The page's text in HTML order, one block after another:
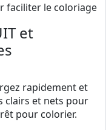
faciliter le coloriage
et
rapidement et
clairs et nets pour
pour colorier.